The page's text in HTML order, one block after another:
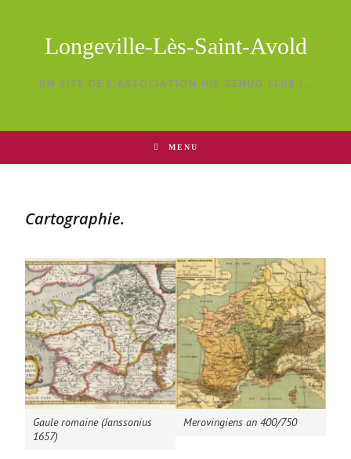
Longeville-Lès-Saint-Avold
UN SITE DE L'ASSOCIATION NIE GENUG CLUB !…
MENU
Cartographie.
Gaule romaine (Janssonius
1657)
Merovingiens an 400/750